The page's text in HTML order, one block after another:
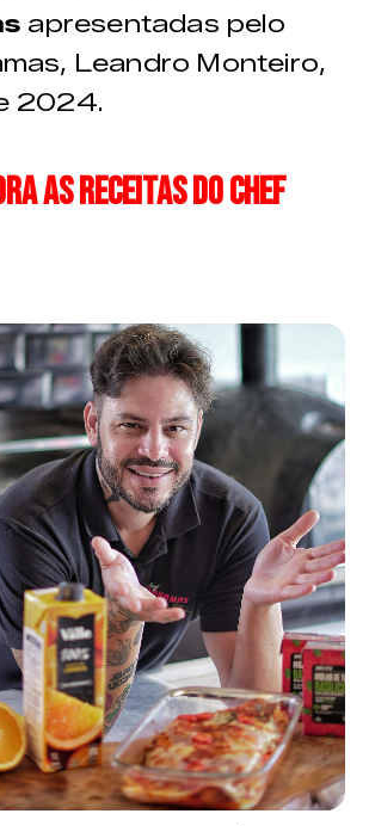
apresentadas pelo
Leandro Monteiro,
2024.
as receitas do Chef